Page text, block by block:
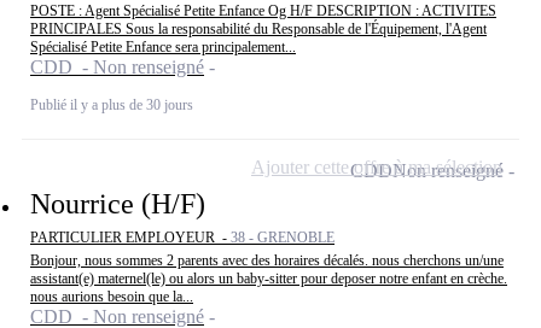
POSTE : Agent Spécialisé Petite Enfance Og H/F DESCRIPTION : ACTIVITES
PRINCIPALES Sous la responsabilité du Responsable de l'Équipement, l'Agent
Spécialisé Petite Enfance sera principalement...
CDD - Non renseigné
Publié il y a plus de 30 jours
Nourrice (H/F)
PARTICULIER EMPLOYEUR - 38 - GRENOBLE
Bonjour, nous sommes 2 parents avec des horaires décalés. nous cherchons un/une
assistant(e) maternel(le) ou alors un baby-sitter pour deposer notre enfant en crèche.
nous aurions besoin que la...
CDD - Non renseigné
CDDNon renseigné
Ajouter cette offre à ma sélection